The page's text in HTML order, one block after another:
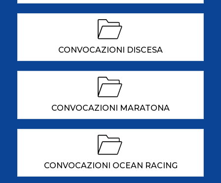
CONVOCAZIONI DISCESA
CONVOCAZIONI MARATONA
CONVOCAZIONI OCEAN RACING